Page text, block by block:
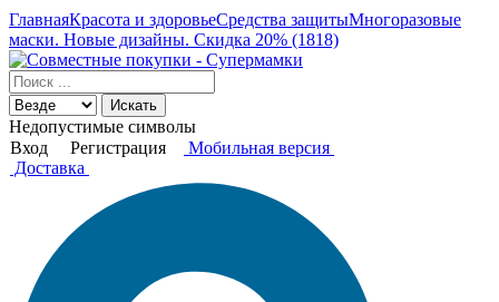
ГлавнаяКрасота и здоровьеСредства защитыМногоразовые
маски. Новые дизайны. Скидка 20% (1818)
Искать
Недопустимые символы
Вход
Регистрация
Мобильная версия
Доставка